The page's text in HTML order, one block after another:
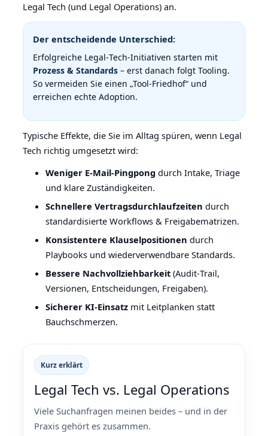
Legal Tech (und Legal Operations) an.
Der entscheidende Unterschied:
Erfolgreiche Legal‑Tech‑Initiativen starten mit
Prozess & Standards – erst danach folgt Tooling.
So vermeiden Sie einen „Tool‑Friedhof“ und
erreichen echte Adoption.
Typische Effekte, die Sie im Alltag spüren, wenn Legal
Tech richtig umgesetzt wird:
Weniger E‑Mail‑Pingpong durch Intake, Triage
und klare Zuständigkeiten.
Schnellere Vertragsdurchlaufzeiten durch
standardisierte Workflows & Freigabematrizen.
Konsistentere Klauselpositionen durch
Playbooks und wiederverwendbare Standards.
Bessere Nachvollziehbarkeit (Audit‑Trail,
Versionen, Entscheidungen, Freigaben).
Sicherer KI‑Einsatz mit Leitplanken statt
Bauchschmerzen.
Kurz erklärt
Legal Tech vs. Legal Operations
Viele Suchanfragen meinen beides – und in der
Praxis gehört es zusammen.